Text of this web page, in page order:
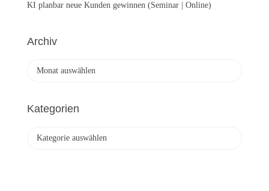
KI planbar neue Kunden gewinnen (Seminar | Online)
Archiv
h
Kategorien